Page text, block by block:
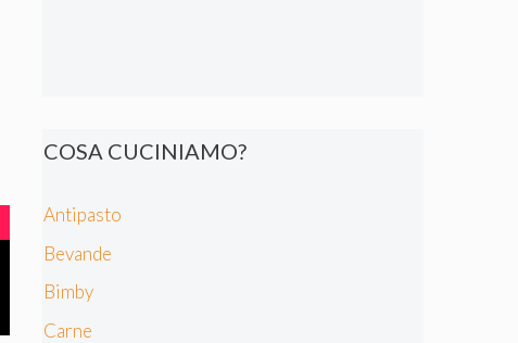
COSA CUCINIAMO?
Antipasto
Bevande
Bimby
Carne